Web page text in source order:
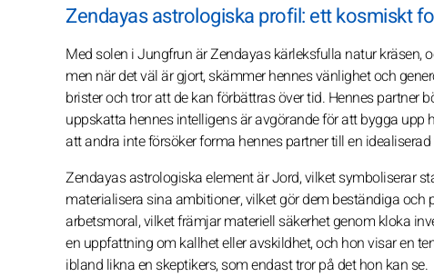
Zendayas astrologiska profil: ett kosmiskt
Med solen i Jungfrun är Zendayas kärleksfulla natur kräsen,
men när det väl är gjort, skämmer hennes vänlighet och
brister och tror att de kan förbättras över tid. Hennes partner
uppskatta hennes intelligens är avgörande för att bygga
att andra inte försöker forma hennes partner till en idealiserad
Zendayas astrologiska element är Jord, vilket symboliserar
materialisera sina ambitioner, vilket gör dem beständiga
arbetsmoral, vilket främjar materiell säkerhet genom kloka
en uppfattning om kallhet eller avskildhet, och hon visar en
ibland likna en skeptikers, som endast tror på det hon kan se.